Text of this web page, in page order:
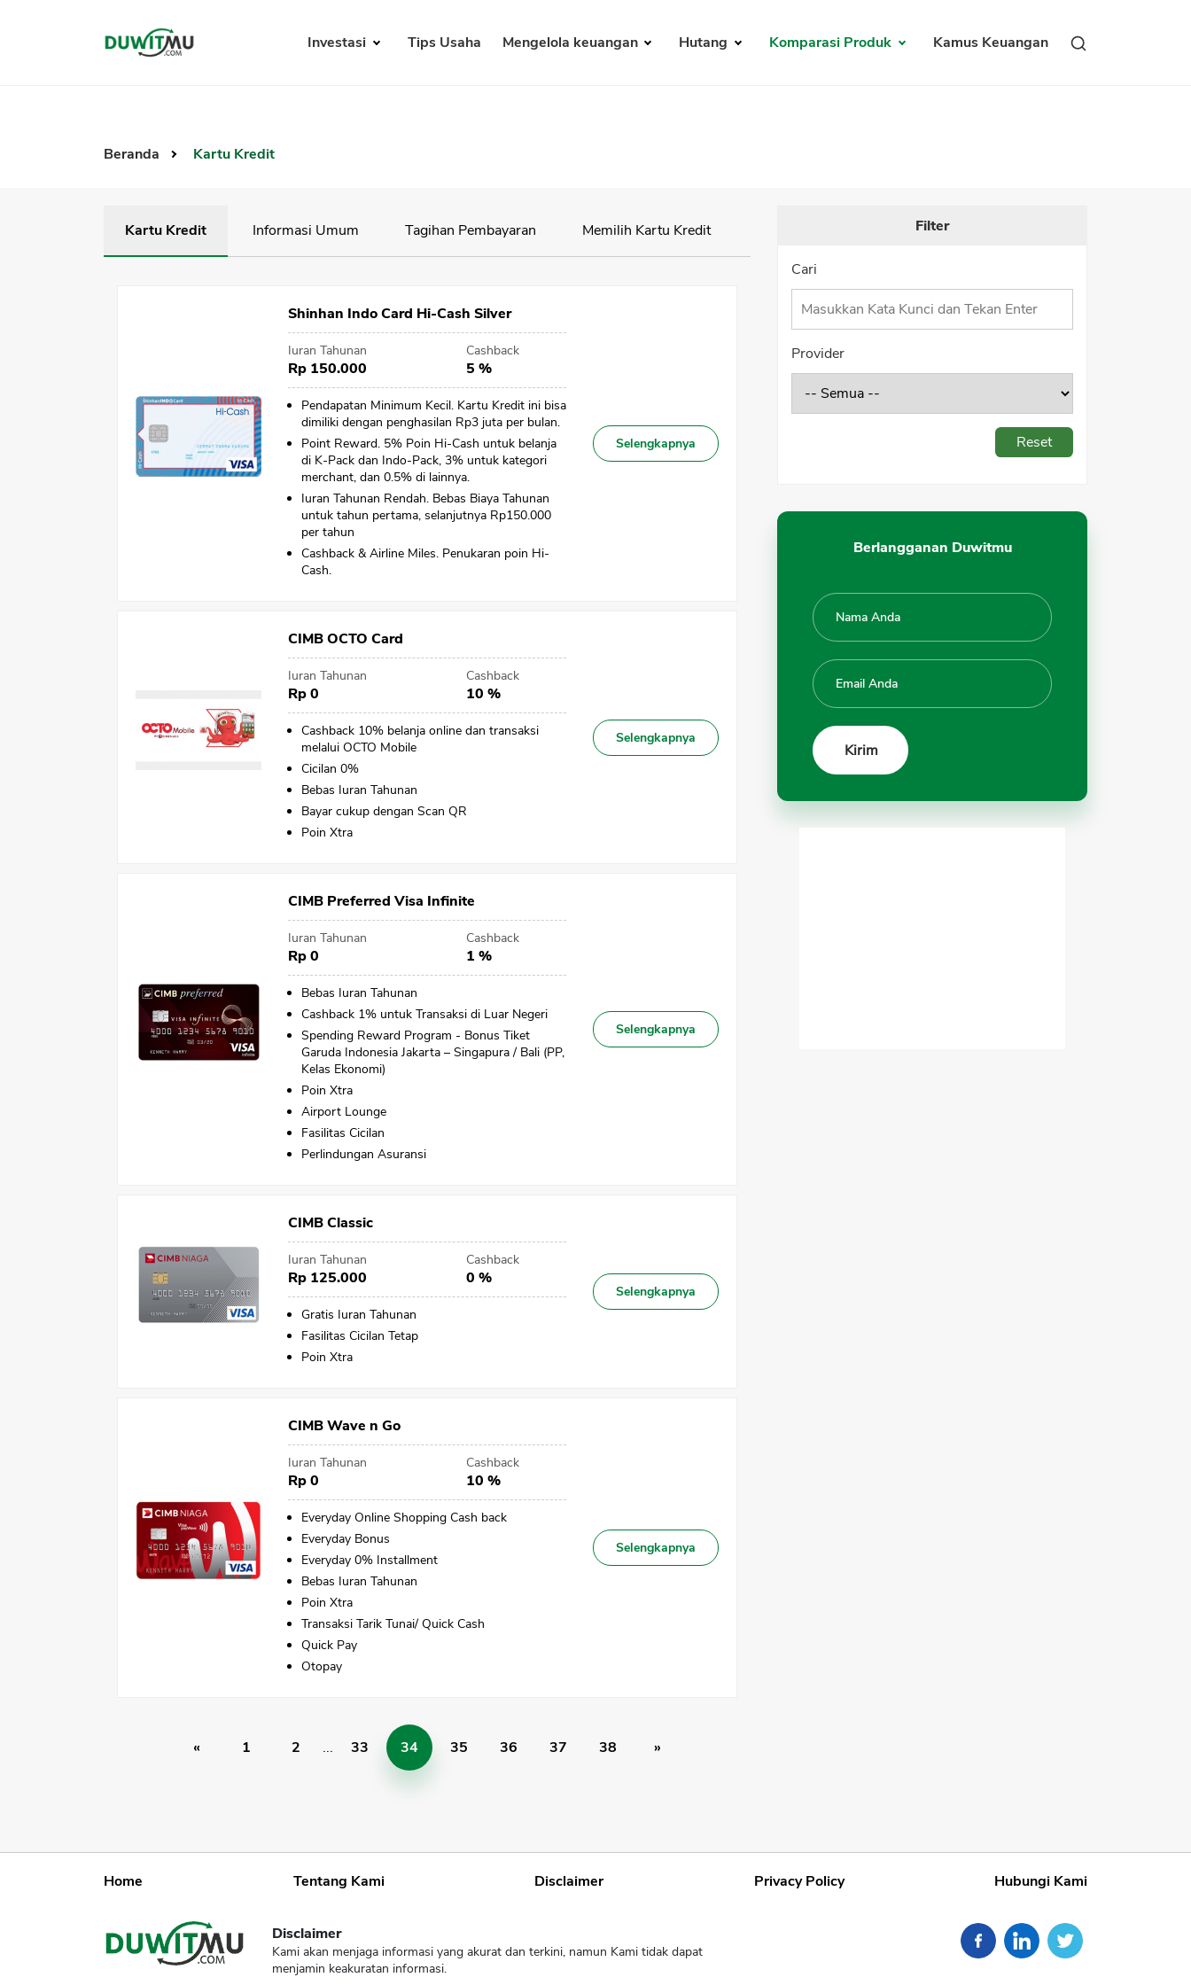
Investasi Tips Usaha Mengelola keuangan Hutang Komparasi Produk Kamus Keuangan
Beranda Kartu Kredit
Kartu Kredit Informasi Umum Tagihan Pembayaran Memilih Kartu Kredit Tips Transaksi Kartu Kredit Umum dan
Shinhan Indo Card Hi-Cash Silver
Iuran Tahunan
Rp 150.000
Cashback
5 %
Pendapatan Minimum Kecil. Kartu Kredit ini bisa
dimiliki dengan penghasilan Rp3 juta per bulan.
Point Reward. 5% Poin Hi-Cash untuk belanja
di K-Pack dan Indo-Pack, 3% untuk kategori
merchant, dan 0.5% di lainnya.
Iuran Tahunan Rendah. Bebas Biaya Tahunan
untuk tahun pertama, selanjutnya Rp150.000
per tahun
Cashback & Airline Miles. Penukaran poin Hi-
Cash.
Selengkapnya
CIMB OCTO Card
Iuran Tahunan
Rp 0
Cashback
10 %
Cashback 10% belanja online dan transaksi
melalui OCTO Mobile
Cicilan 0%
Bebas Iuran Tahunan
Bayar cukup dengan Scan QR
Poin Xtra
Selengkapnya
CIMB Preferred Visa Infinite
Iuran Tahunan
Rp 0
Cashback
1 %
Bebas Iuran Tahunan
Cashback 1% untuk Transaksi di Luar Negeri
Spending Reward Program - Bonus Tiket
Garuda Indonesia Jakarta – Singapura / Bali (PP,
Kelas Ekonomi)
Poin Xtra
Airport Lounge
Fasilitas Cicilan
Perlindungan Asuransi
Selengkapnya
CIMB Classic
Iuran Tahunan
Rp 125.000
Cashback
0 %
Gratis Iuran Tahunan
Fasilitas Cicilan Tetap
Poin Xtra
Selengkapnya
CIMB Wave n Go
Iuran Tahunan
Rp 0
Cashback
10 %
Everyday Online Shopping Cash back
Everyday Bonus
Everyday 0% Installment
Bebas Iuran Tahunan
Poin Xtra
Transaksi Tarik Tunai/ Quick Cash
Quick Pay
Otopay
Selengkapnya
« 1 2 ... 33 34 35 36 37 38 »
Filter
Cari
Provider
Reset
Berlangganan Duwitmu
Home Tentang Kami Disclaimer Privacy Policy Hubungi Kami
Disclaimer
Kami akan menjaga informasi yang akurat dan terkini, namun Kami tidak dapat
menjamin keakuratan informasi.